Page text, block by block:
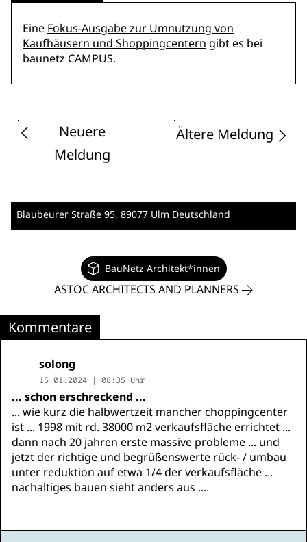
Eine Fokus-Ausgabe zur Umnutzung von
Kaufhäusern und Shoppingcentern gibt es bei
baunetz CAMPUS.
Neuere
Meldung
Ältere Meldung
Blaubeurer Straße 95, 89077 Ulm Deutschland
BauNetz Architekt*innen
ASTOC ARCHITECTS AND PLANNERS
Kommentare
solong
15.01.2024 | 08:35 Uhr
... schon erschreckend ...
... wie kurz die halbwertzeit mancher choppingcenter
ist ... 1998 mit rd. 38000 m2 verkaufsfläche errichtet ...
dann nach 20 jahren erste massive probleme ... und
jetzt der richtige und begrüßenswerte rück- / umbau
unter reduktion auf etwa 1/4 der verkaufsfläche ...
nachaltiges bauen sieht anders aus ....